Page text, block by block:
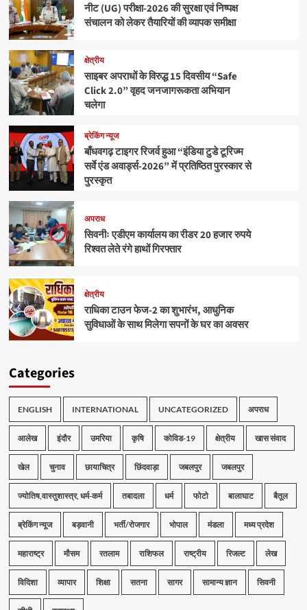
नीट (UG) परीक्षा-2026 की सुरक्षा एवं निष्पक्ष
संचालन को लेकर तैयारियों की व्यापक समीक्षा
क्षेत्रीय
साइबर अपराधों के विरुद्ध 15 दिवसीय “Safe
Click 2.0” वृहद जनजागरूकता अभियान
चलेगा
ब्रेकिंग न्यूज
बाँधवगढ़ टाइगर रिजर्व हुआ “इंडिया टुडे टूरिज्म
सर्वे एंड अवार्ड्स-2026” में प्रतिष्ठित पुरस्कार से
पुरस्कृत
अपराध
सिवनीः एडीएम कार्यालय का रीडर 20 हजार रुपये
रिश्वत लेते रंगे हाथों गिरफ्तार
क्षेत्रीय
राधिका टाउन फेज-2 का शुभारंभ, आधुनिक
सुविधाओं के साथ मिलेगा सपनों के घर का अवसर
Categories
ENGLISH INTERNATIONAL UNCATEGORIZED अपराध
आलेख इंदौर उमरिया कृषि कोविड-19 क्षेत्रीय खास संवाद
खेल चुनाव छायाचित्र छिंदवाड़ा जबलपुर जबलपुर
ज्योतिष,वास्तुशास्त्र, धर्म-कर्म तबादला धर्म फोटो बालाघाट बैतूल
ब्रेकिंग न्यूज बड़वानी भर्ती/रोजगार भोपाल मंडला मध्य प्रदेश
महाराष्ट्र मौसम रतलाम राशिफल राष्ट्रीय रिजल्ट लेख
विदिशा व्यापार शिक्षा सतना सागर सामान्य ज्ञान सिवनी